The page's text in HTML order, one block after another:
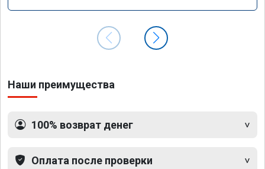
Наши преимущества
100% возврат денег
Оплата после проверки